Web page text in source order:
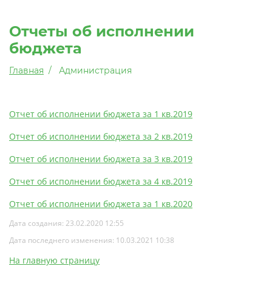
Отчеты об исполнении
бюджета
Главная Администрация
Отчет об исполнении бюджета за 1 кв.2019
Отчет об исполнении бюджета за 2 кв.2019
Отчет об исполнении бюджета за 3 кв.2019
Отчет об исполнении бюджета за 4 кв.2019
Отчет об исполнении бюджета за 1 кв.2020
Дата создания: 23.02.2020 12:55
Дата последнего изменения: 10.03.2021 10:38
На главную страницу